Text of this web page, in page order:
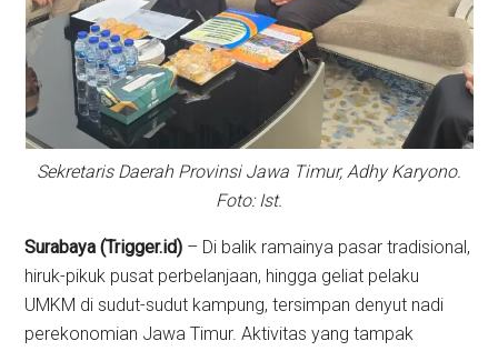
Sekretaris Daerah Provinsi Jawa Timur, Adhy Karyono.
Foto: Ist.
Surabaya (Trigger.id) – Di balik ramainya pasar tradisional,
hiruk-pikuk pusat perbelanjaan, hingga geliat pelaku
UMKM di sudut-sudut kampung, tersimpan denyut nadi
perekonomian Jawa Timur. Aktivitas yang tampak